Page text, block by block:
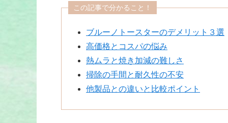
この記事で分かること！
ブルーノトースターのデメリット３選
高価格とコスパの悩み
熱ムラと焼き加減の難しさ
掃除の手間と耐久性の不安
他製品との違いと比較ポイント